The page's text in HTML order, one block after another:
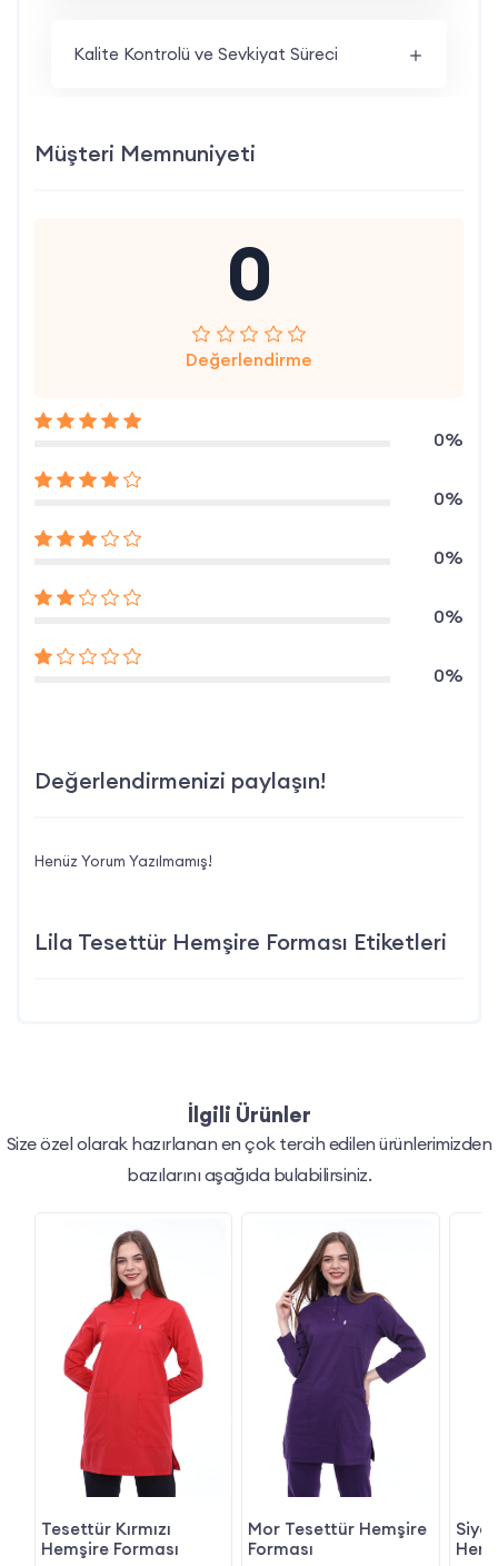
Kalite Kontrolü ve Sevkiyat Süreci
Müşteri Memnuniyeti
0
Değerlendirme
0%
0%
0%
0%
0%
Değerlendirmenizi paylaşın!
Henüz Yorum Yazılmamış!
Lila Tesettür Hemşire Forması Etiketleri
İlgili Ürünler
Size özel olarak hazırlanan en çok tercih edilen ürünlerimizden
bazılarını aşağıda bulabilirsiniz.
Tesettür Kırmızı
Hemşire Forması
Mor Tesettür Hemşire
Forması